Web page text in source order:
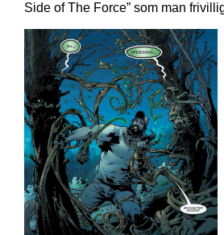
Side of The Force” som man